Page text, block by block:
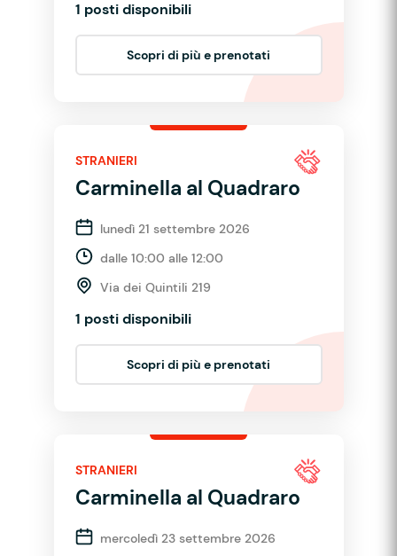
1 posti disponibili
Scopri di più e prenotati
STRANIERI
Carminella al Quadraro
lunedì 21 settembre 2026
dalle 10:00 alle 12:00
Via dei Quintili 219
1 posti disponibili
Scopri di più e prenotati
STRANIERI
Carminella al Quadraro
mercoledì 23 settembre 2026